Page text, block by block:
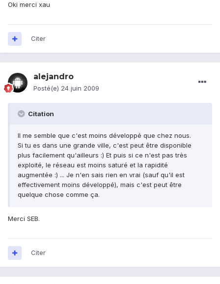
Oki merci xau
Citer
alejandro
Posté(e) 24 juin 2009
Citation
Il me semble que c'est moins développé que chez nous.
Si tu es dans une grande ville, c'est peut être disponible
plus facilement qu'ailleurs :) Et puis si ce n'est pas très
exploité, le réseau est moins saturé et la rapidité
augmentée :) ... Je n'en sais rien en vrai (sauf qu'il est
effectivement moins développé), mais c'est peut être
quelque chose comme ça.
Merci SEB.
Citer